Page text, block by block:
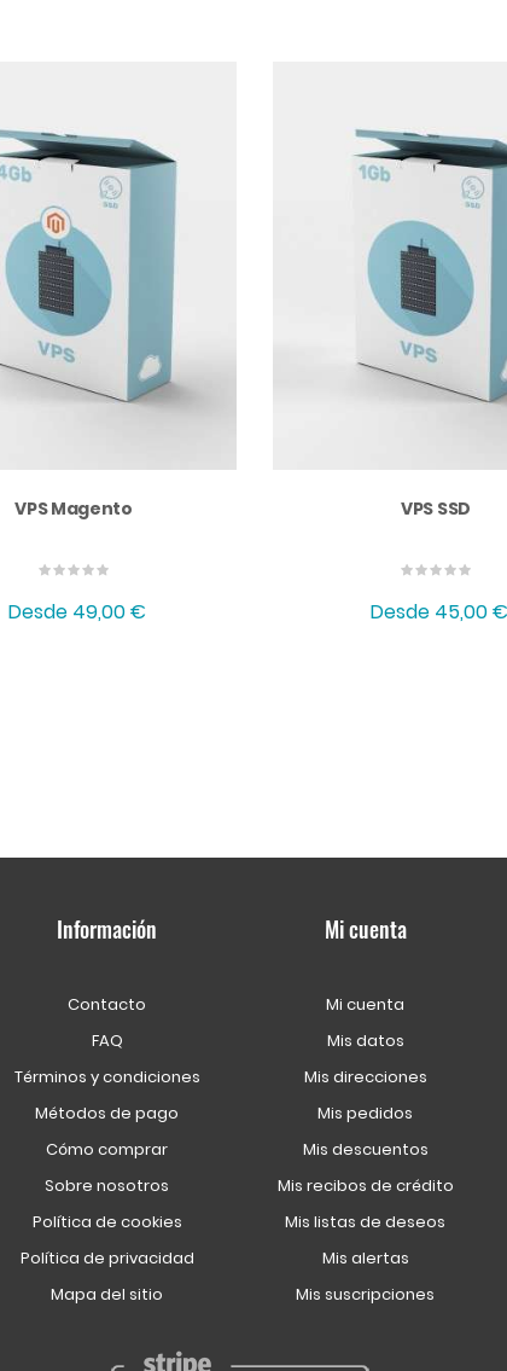
VPS Magento
Desde 49,00 €
VPS SSD
Desde 45,00 €
Información
Contacto
FAQ
Términos y condiciones
Métodos de pago
Cómo comprar
Sobre nosotros
Política de cookies
Política de privacidad
Mapa del sitio
Mi cuenta
Mi cuenta
Mis datos
Mis direcciones
Mis pedidos
Mis descuentos
Mis recibos de crédito
Mis listas de deseos
Mis alertas
Mis suscripciones